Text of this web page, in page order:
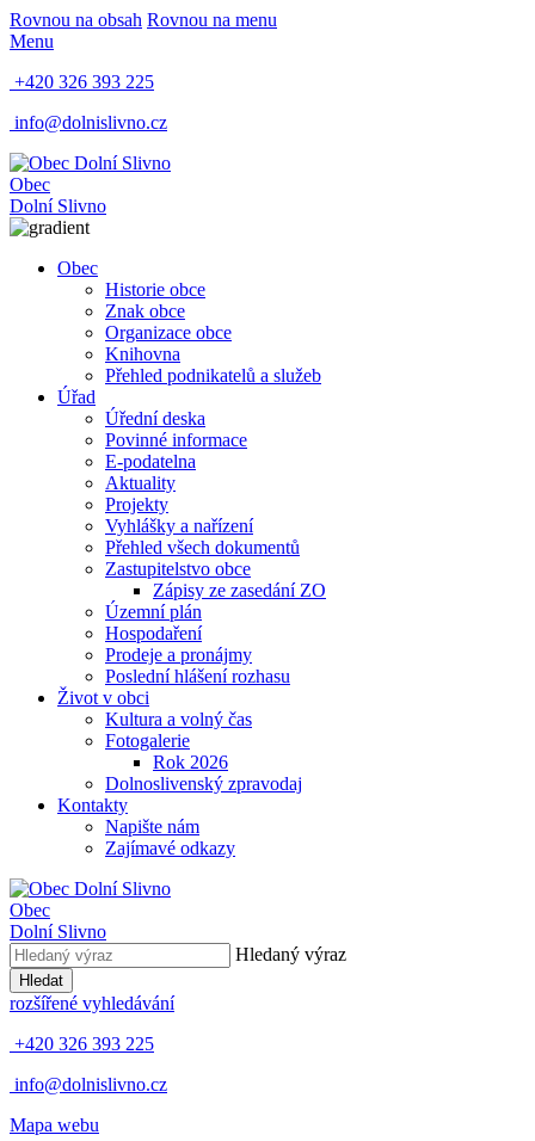
Rovnou na obsah Rovnou na menu
Menu
+420 326 393 225
info@dolnislivno.cz
Obec
Dolní Slivno
Obec
Historie obce
Znak obce
Organizace obce
Knihovna
Přehled podnikatelů a služeb
Úřad
Úřední deska
Povinné informace
E-podatelna
Aktuality
Projekty
Vyhlášky a nařízení
Přehled všech dokumentů
Zastupitelstvo obce
Zápisy ze zasedání ZO
Územní plán
Hospodaření
Prodeje a pronájmy
Poslední hlášení rozhasu
Život v obci
Kultura a volný čas
Fotogalerie
Rok 2026
Dolnoslivenský zpravodaj
Kontakty
Napište nám
Zajímavé odkazy
Obec
Dolní Slivno
Hledaný výraz
Hledat
rozšířené vyhledávání
+420 326 393 225
info@dolnislivno.cz
Mapa webu